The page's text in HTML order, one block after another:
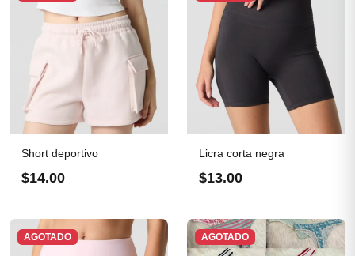
Short deportivo
$14.00
Licra corta negra
$13.00
AGOTADO AGOTADO